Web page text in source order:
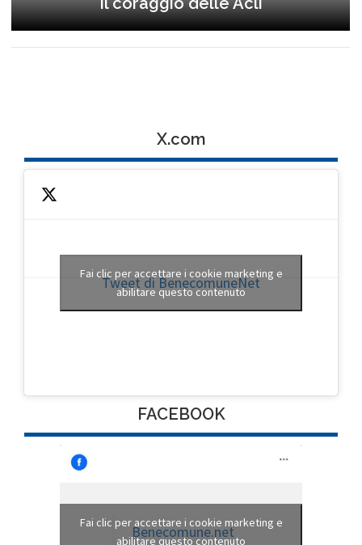
X.com
Tweet di BenecomuneNet
Fai clic per accettare i cookie marketing e
abilitare questo contenuto
FACEBOOK
Benecomune.net
Fai clic per accettare i cookie marketing e
abilitare questo contenuto